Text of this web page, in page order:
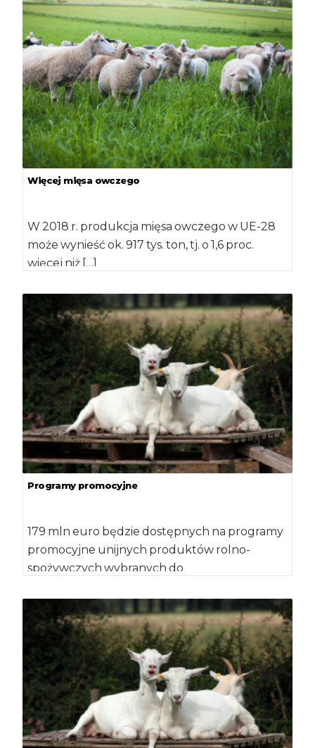
Więcej mięsa owczego
W 2018 r. produkcja mięsa owczego w UE-28
może wynieść ok. 917 tys. ton, tj. o 1,6 proc.
więcej niż […]
Programy promocyjne
179 mln euro będzie dostępnych na programy
promocyjne unijnych produktów rolno-
spożywczych wybranych do